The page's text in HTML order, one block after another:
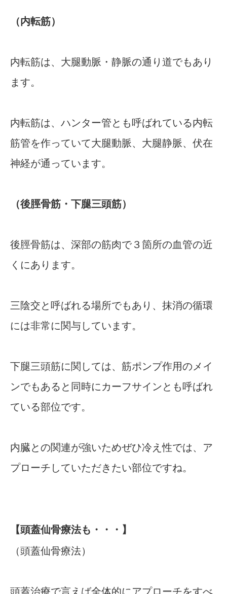
（内転筋）
内転筋は、大腿動脈・静脈の通り道でもあり
ます。
内転筋は、ハンター管とも呼ばれている内転
筋管を作っていて大腿動脈、大腿静脈、伏在
神経が通っています。
（後脛骨筋・下腿三頭筋）
後脛骨筋は、深部の筋肉で３箇所の血管の近
くにあります。
三陰交と呼ばれる場所でもあり、抹消の循環
には非常に関与しています。
下腿三頭筋に関しては、筋ポンプ作用のメイ
ンでもあると同時にカーフサインとも呼ばれ
ている部位です。
内臓との関連が強いためぜひ冷え性では、ア
プローチしていただきたい部位ですね。
【頭蓋仙骨療法も・・・】
（頭蓋仙骨療法）
頭蓋治療で言えば全体的にアプローチをすべ